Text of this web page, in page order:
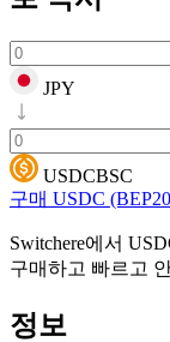
JPY
USDCBSC
구매 USDC
Switchere에서
구매하고 빠르고
정보